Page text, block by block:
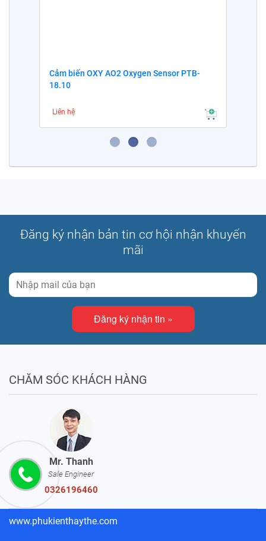
Cảm biến OXY AO2 Oxygen Sensor PTB-
18.10
Liên hệ
Đăng ký nhận bản tin cơ hội nhận khuyến
mãi
Đăng ký nhận tin »
CHĂM SÓC KHÁCH HÀNG
Mr. Thanh
Sale Engineer
0326196460
www.phukienthaythe.com